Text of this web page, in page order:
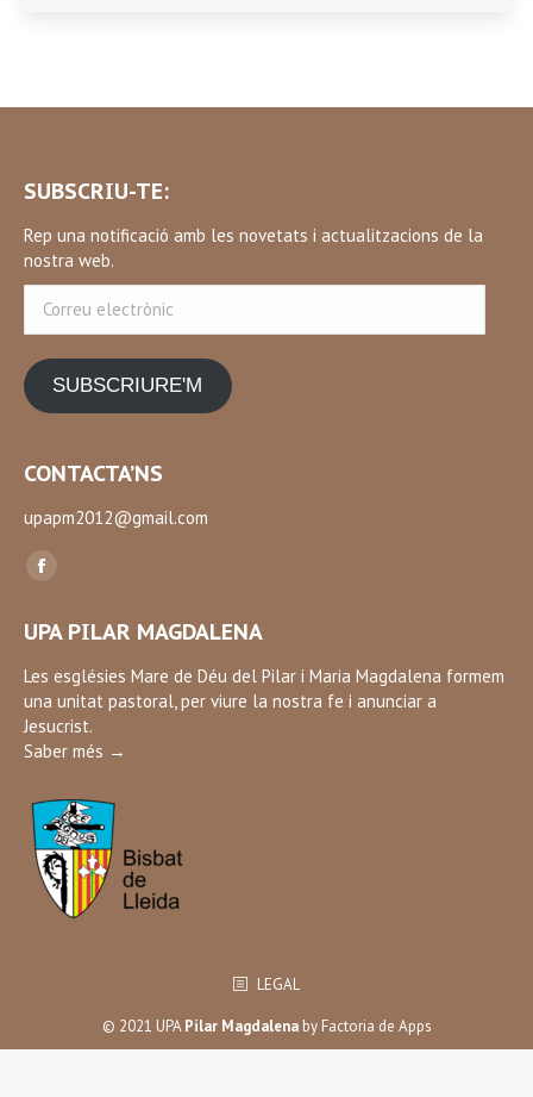
SUBSCRIU-TE:
Rep una notificació amb les novetats i actualitzacions de la
nostra web.
electrònic
SUBSCRIURE'M
CONTACTA’NS
upapm2012@gmail.com
Find us on:
Facebook
opens
in
new
window
UPA PILAR MAGDALENA
Les esglésies Mare de Déu del Pilar i Maria Magdalena formem
una unitat pastoral, per viure la nostra fe i anunciar a
Jesucrist.
Saber més →
LEGAL
© 2021 UPAPilar Magdalenaby Factoria de Apps